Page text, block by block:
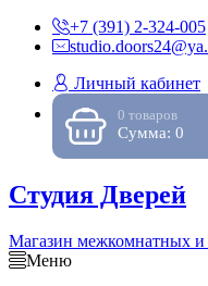
+7 (391) 2-324-005
Личный кабинет
0 товаров
Сумма: 0
Студия Дверей
Магазин межкомнатных и
Меню